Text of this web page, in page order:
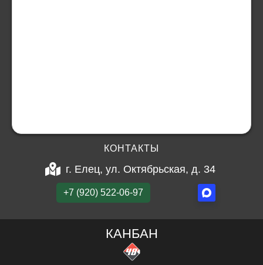
КОНТАКТЫ
г. Елец, ул. Октябрьская, д. 34
+7 (920) 522-06-97
КАНБАН